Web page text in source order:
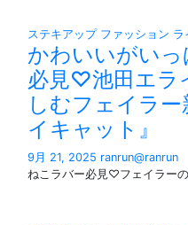
ステキアップ ファッション ラ
かわいいがい
必見♡池田エラ
しむフェイラ
イキャット』
9月 21, 2025 ranrun@ranrun
ねこラバー必見♡フェイラー